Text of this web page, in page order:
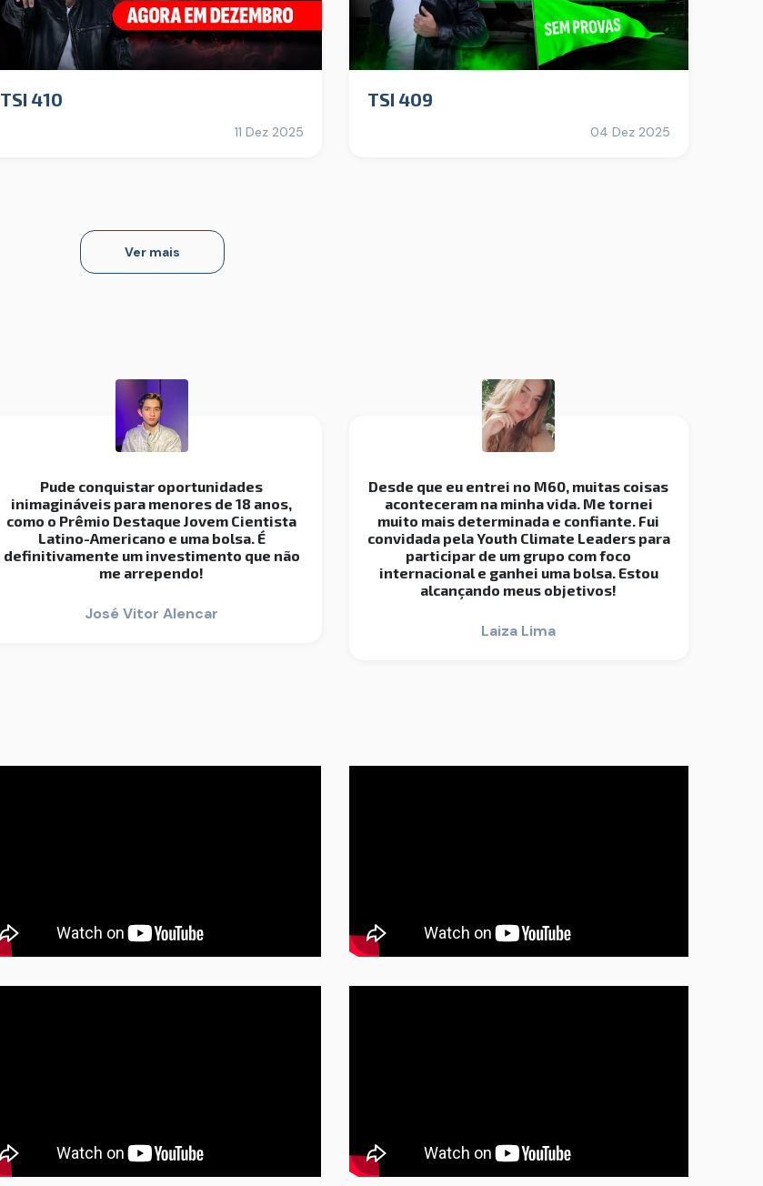
TSI 410
11 Dez 2025
TSI 409
04 Dez 2025
Ver mais
Pude conquistar oportunidades
inimagináveis para menores de 18 anos,
como o Prêmio Destaque Jovem Cientista
Latino-Americano e uma bolsa. É
definitivamente um investimento que não
me arrependo!
José Vitor Alencar
Desde que eu entrei no M60, muitas coisas
aconteceram na minha vida. Me tornei
muito mais determinada e confiante. Fui
convidada pela Youth Climate Leaders para
participar de um grupo com foco
internacional e ganhei uma bolsa. Estou
alcançando meus objetivos!
Laiza Lima